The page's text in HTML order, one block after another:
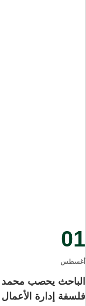
01
أغسطس
الباحث يحصب محمد
فلسفة إدارة الأعمال